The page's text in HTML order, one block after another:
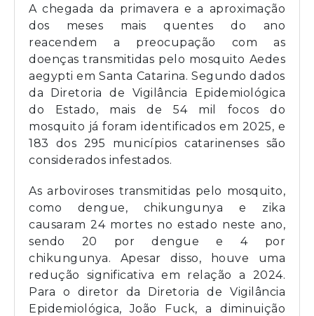
A chegada da primavera e a aproximação
dos meses mais quentes do ano
reacendem a preocupação com as
doenças transmitidas pelo mosquito Aedes
aegypti em Santa Catarina. Segundo dados
da Diretoria de Vigilância Epidemiológica
do Estado, mais de 54 mil focos do
mosquito já foram identificados em 2025, e
183 dos 295 municípios catarinenses são
considerados infestados.
As arboviroses transmitidas pelo mosquito,
como dengue, chikungunya e zika
causaram 24 mortes no estado neste ano,
sendo 20 por dengue e 4 por
chikungunya. Apesar disso, houve uma
redução significativa em relação a 2024.
Para o diretor da Diretoria de Vigilância
Epidemiológica, João Fuck, a diminuição